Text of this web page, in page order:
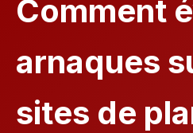
Comment
arnaques
sites de